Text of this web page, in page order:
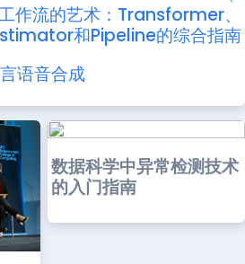
作流的艺术：Transformer、
和Pipeline的综合指南
语音合成
数据科学中异常检测技术
的入门指南